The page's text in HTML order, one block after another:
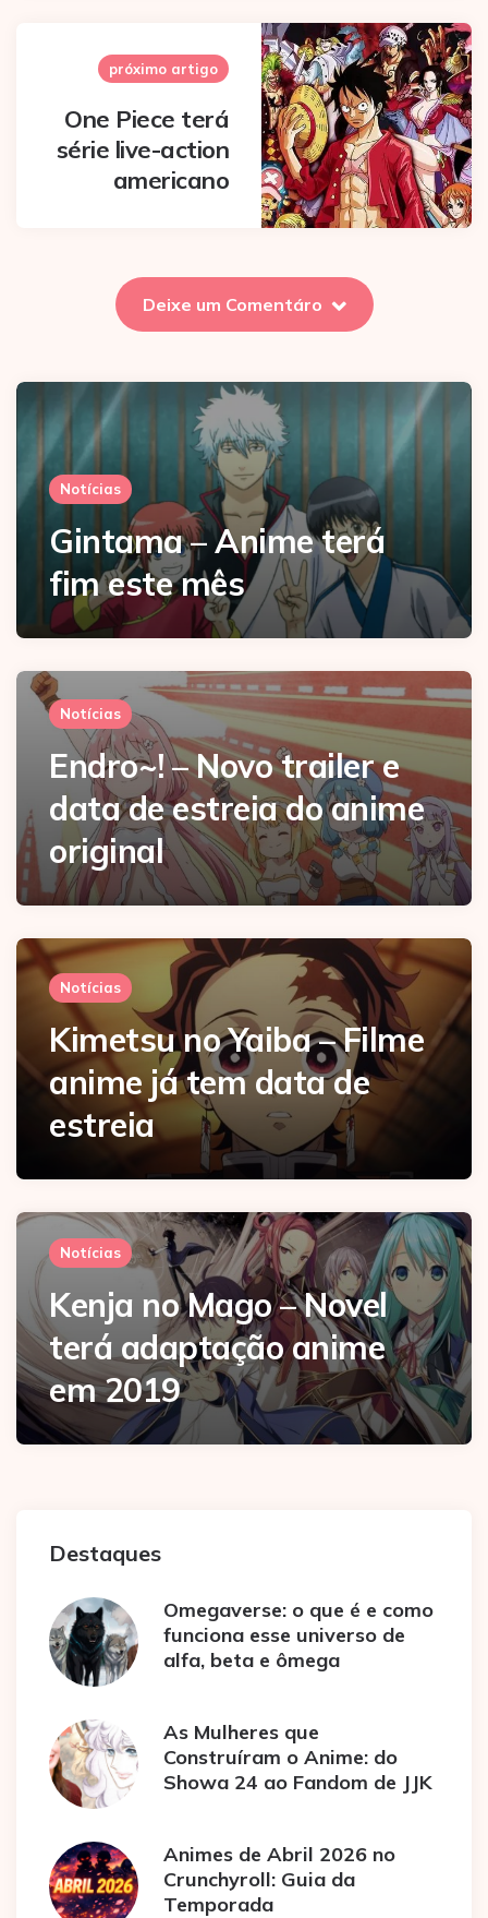
próximo artigo
One Piece terá
série live-action
americano
Deixe um Comentáro
Notícias
Gintama – Anime terá
fim este mês
Notícias
Endro~! – Novo trailer e
data de estreia do anime
original
Notícias
Kimetsu no Yaiba – Filme
anime já tem data de
estreia
Notícias
Kenja no Mago – Novel
terá adaptação anime
em 2019
Destaques
Omegaverse: o que é e como
funciona esse universo de
alfa, beta e ômega
As Mulheres que
Construíram o Anime: do
Showa 24 ao Fandom de JJK
Animes de Abril 2026 no
Crunchyroll: Guia da
Temporada